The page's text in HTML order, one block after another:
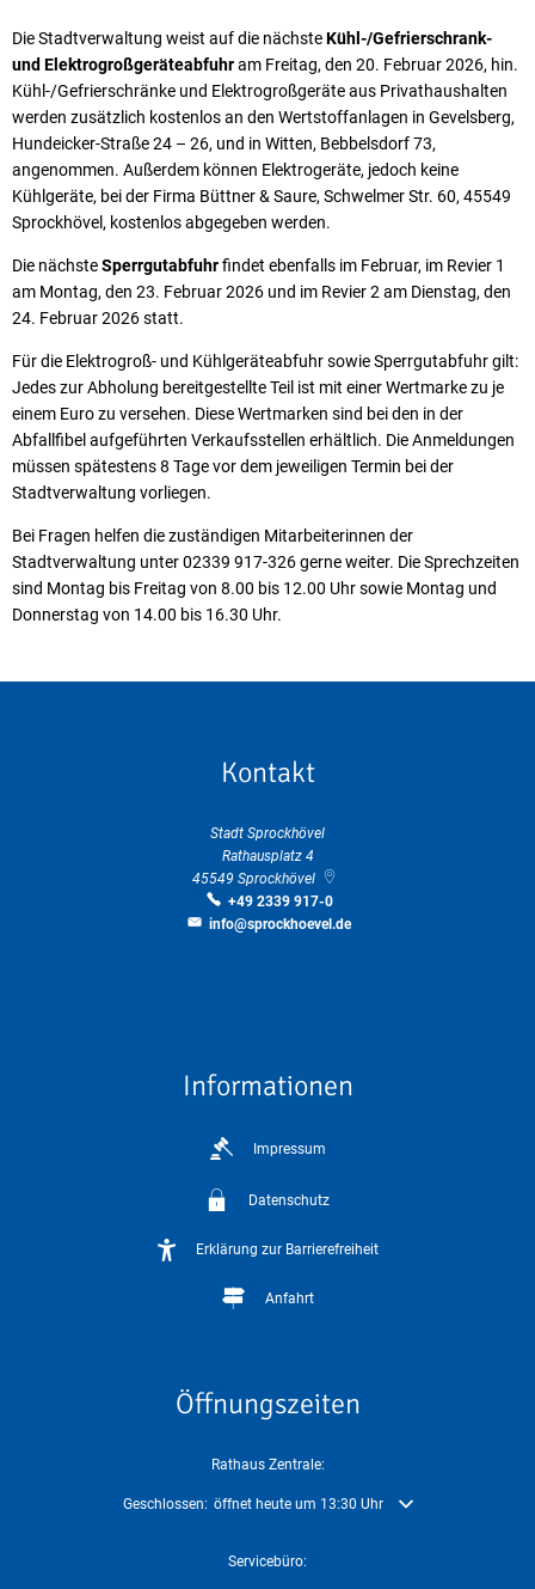
Die Stadtverwaltung weist auf die nächsteKühl-/Gefrierschrank-
und Elektrogroßgeräteabfuhram Freitag, den 20. Februar 2026, hin.
Kühl-/Gefrierschränke und Elektrogroßgeräte aus Privathaushalten
werden zusätzlich kostenlos an den Wertstoffanlagen in Gevelsberg,
Hundeicker-Straße 24 – 26, und in Witten, Bebbelsdorf 73,
angenommen. Außerdem können Elektrogeräte, jedoch keine
Kühlgeräte, bei der Firma Büttner & Saure, Schwelmer Str. 60, 45549
Sprockhövel, kostenlos abgegeben werden.
Die nächsteSperrgutabfuhrfindet ebenfalls im Februar, im Revier 1
am Montag, den 23. Februar 2026 und im Revier 2 am Dienstag, den
24. Februar 2026 statt.
Für die Elektrogroß- und Kühlgeräteabfuhr sowie Sperrgutabfuhr gilt:
Jedes zur Abholung bereitgestellte Teil ist mit einer Wertmarke zu je
einem Euro zu versehen. Diese Wertmarken sind bei den in der
Abfallfibel aufgeführten Verkaufsstellen erhältlich. Die Anmeldungen
müssen spätestens 8 Tage vor dem jeweiligen Termin bei der
Stadtverwaltung vorliegen.
Bei Fragen helfen die zuständigen Mitarbeiterinnen der
Stadtverwaltung unter 02339 917-326 gerne weiter. Die Sprechzeiten
sind Montag bis Freitag von 8.00 bis 12.00 Uhr sowie Montag und
Donnerstag von 14.00 bis 16.30 Uhr.
Kontakt
Stadt Sprockhövel
Rathausplatz 4
45549 Sprockhövel
+49 2339 917-0
info@sprockhoevel.de
Informationen
Impressum
Datenschutz
Erklärung zur Barrierefreiheit
Anfahrt
Öffnungszeiten
Rathaus Zentrale:
Klicken, um weitere Öffnungs- oder Schließzeiten auszublenden
Geschlossen: öffnet heute um 13:30 Uhr
Servicebüro: